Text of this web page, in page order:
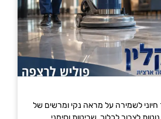
לשמירה על מראה נקי ומרשים של